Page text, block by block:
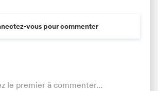
vous pour commenter
le premier à commenter...